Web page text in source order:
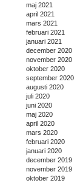
maj 2021
april 2021
mars 2021
februari 2021
januari 2021
december 2020
november 2020
oktober 2020
september 2020
augusti 2020
juli 2020
juni 2020
maj 2020
april 2020
mars 2020
februari 2020
januari 2020
december 2019
november 2019
oktober 2019